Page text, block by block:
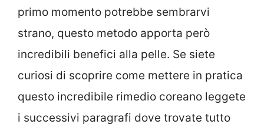
primo momento potrebbe sembrarvi
strano, questo metodo apporta però
incredibili benefici alla pelle. Se siete
curiosi di scoprire come mettere in pratica
questo incredibile rimedio coreano leggete
i successivi paragrafi dove trovate tutto